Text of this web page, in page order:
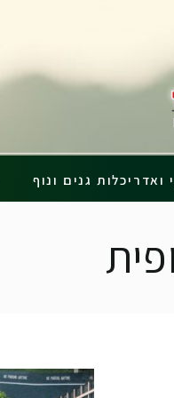
ואדריכלות גנים ונוף